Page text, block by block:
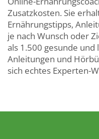
Zusatzkosten. Sie
Ernährungstipps,
je nach Wunsch oder
als 1.500 gesunde
Anleitungen und
sich echtes Experten-